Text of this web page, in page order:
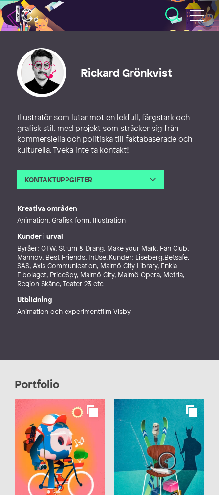
Illustratörcentrum
Rickard Grönkvist
Illustratör som lutar mot en lekfull, färgstark och
grafisk stil, med projekt som sträcker sig från
kommersiella och politiska till faktabaserade och
kulturella. Tveka inte ta kontakt!
KONTAKTUPPGIFTER
onkvist
Kreativa områden
Animation, Grafisk form, Illustration
Kunder i urval
Byråer: OTW, Strum & Drang, Make your Mark, Fan Club,
Mannov, Best Friends, InUse. Kunder: Liseberg,Betsafe,
SAS, Axis Communication, Malmö City Library, Enkla
Elbolaget, PriceSpy, Malmö City, Malmö Opera, Metria,
Region Skåne, Teater 23 etc
Utbildning
Animation och experimentfilm Visby
Portfolio